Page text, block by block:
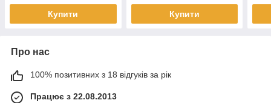
Купити Купити
Про нас
100% позитивних з 18 відгуків за рік
Працює з 22.08.2013